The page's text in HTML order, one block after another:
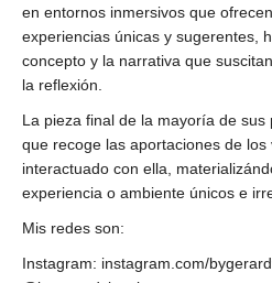
en entornos inmersivos que
experiencias únicas y sugerentes,
concepto y la narrativa que
la reflexión.
La pieza final de la mayoría de
que recoge las aportaciones de los
interactuado con ella,
experiencia o ambiente únicos e
Mis redes son:
Instagram: instagram.com/